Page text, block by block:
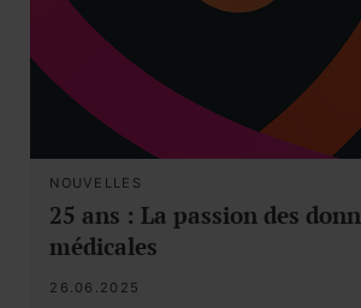
NOUVELLES
25 ans : La passion des
médicales
26.06.2025